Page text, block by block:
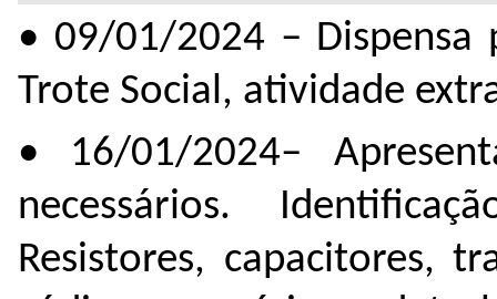
• 09/01/2024 – Dispensa
Trote Social, atividade
• 16/01/2024–
necessários.
Resistores, capacitores,